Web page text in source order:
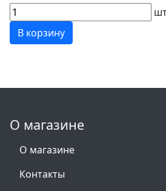
В корзину
О магазине
О магазине
Контакты